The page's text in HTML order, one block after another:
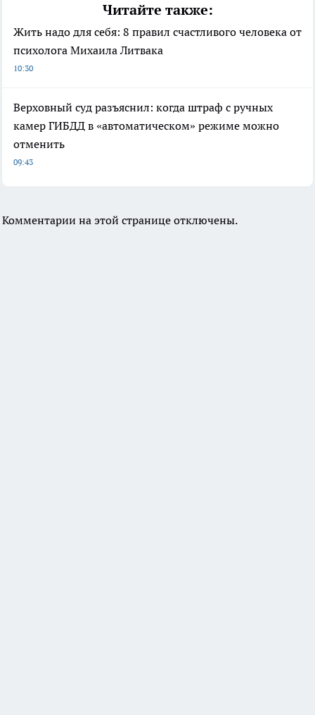
Читайте также:
Жить надо для себя: 8 правил счастливого человека от
психолога Михаила Литвака
10:30
Верховный суд разъяснил: когда штраф с ручных
камер ГИБДД в «автоматическом» режиме можно
отменить
09:43
Комментарии на этой странице отключены.